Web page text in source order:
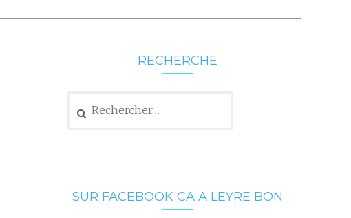
RECHERCHE
SUR FACEBOOK CA A LEYRE BON